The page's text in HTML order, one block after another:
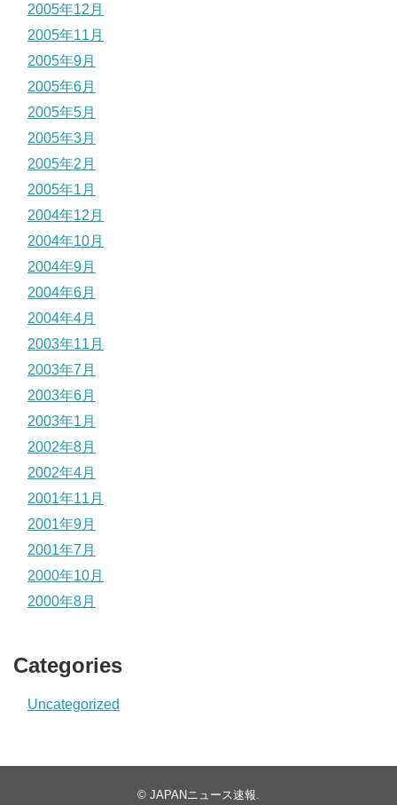
2005年12月
2005年11月
2005年9月
2005年6月
2005年5月
2005年3月
2005年2月
2005年1月
2004年12月
2004年10月
2004年9月
2004年6月
2004年4月
2003年11月
2003年7月
2003年6月
2003年1月
2002年8月
2002年4月
2001年11月
2001年9月
2001年7月
2000年10月
2000年8月
Categories
Uncategorized
© JAPANニュース速報